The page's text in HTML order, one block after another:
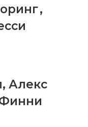
,
, Алекс